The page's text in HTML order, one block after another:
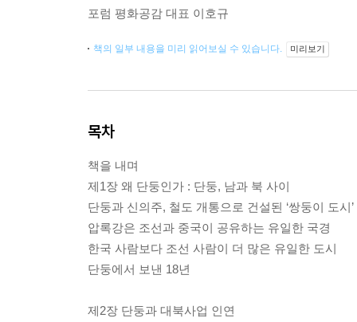
포럼 평화공감 대표 이호규
책의 일부 내용을 미리 읽어보실 수 있습니다. 미리보기
목차
책을 내며
제1장 왜 단둥인가 : 단둥, 남과 북 사이
단둥과 신의주, 철도 개통으로 건설된 ‘쌍둥이 도시’
압록강은 조선과 중국이 공유하는 유일한 국경
한국 사람보다 조선 사람이 더 많은 유일한 도시
단둥에서 보낸 18년
제2장 단둥과 대북사업 인연